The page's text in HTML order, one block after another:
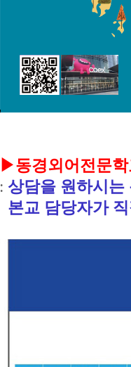
▶동경외어전문
: 상담을 원하시는
본교 담당자가